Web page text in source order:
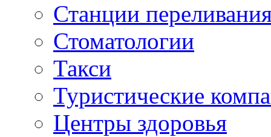
Станции
Стоматологии
Такси
Туристические
Центры здоровья